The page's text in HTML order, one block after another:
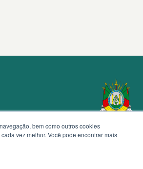
bem como outros cookies
vez melhor. Você pode encontrar mais